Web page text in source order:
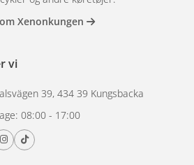
Xenonkungen
vi
39, 434 39 Kungsbacka
08:00 - 17:00